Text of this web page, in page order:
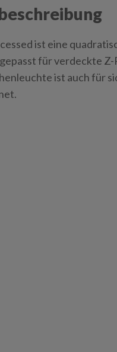
ist eine
für verdeckte
ist auch für